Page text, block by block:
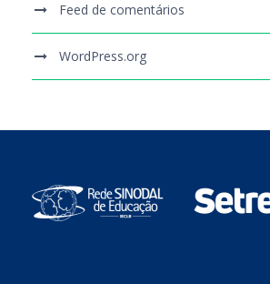
Feed de comentários
WordPress.org